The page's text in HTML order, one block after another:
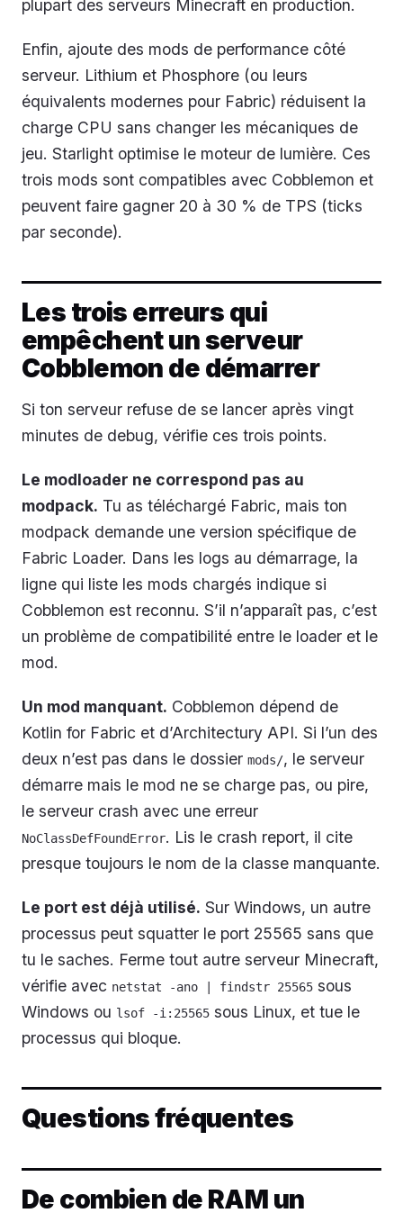
plupart des serveurs Minecraft en production.
Enfin, ajoute des mods de performance côté
serveur. Lithium et Phosphore (ou leurs
équivalents modernes pour Fabric) réduisent la
charge CPU sans changer les mécaniques de
jeu. Starlight optimise le moteur de lumière. Ces
trois mods sont compatibles avec Cobblemon et
peuvent faire gagner 20 à 30 % de TPS (ticks
par seconde).
Les trois erreurs qui
empêchent un serveur
Cobblemon de démarrer
Si ton serveur refuse de se lancer après vingt
minutes de debug, vérifie ces trois points.
Le modloader ne correspond pas au
modpack. Tu as téléchargé Fabric, mais ton
modpack demande une version spécifique de
Fabric Loader. Dans les logs au démarrage, la
ligne qui liste les mods chargés indique si
Cobblemon est reconnu. S’il n’apparaît pas, c’est
un problème de compatibilité entre le loader et le
mod.
Un mod manquant. Cobblemon dépend de
Kotlin for Fabric et d’Architectury API. Si l’un des
deux n’est pas dans le dossier mods/, le serveur
démarre mais le mod ne se charge pas, ou pire,
le serveur crash avec une erreur
NoClassDefFoundError. Lis le crash report, il cite
presque toujours le nom de la classe manquante.
Le port est déjà utilisé. Sur Windows, un autre
processus peut squatter le port 25565 sans que
tu le saches. Ferme tout autre serveur Minecraft,
vérifie avec netstat -ano | findstr 25565 sous
Windows ou lsof -i:25565 sous Linux, et tue le
processus qui bloque.
Questions fréquentes
De combien de RAM un